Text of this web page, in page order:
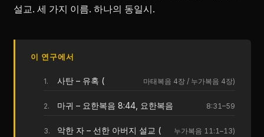
설교. 세 가지 이름. 하나의 동일시.
이 연구에서
사탄 – 유혹 ( 마태복음 4장 / 누가복음 4장)
마귀 – 요한복음 8:44, 요한복음 8:31–59
악한 자 – 선한 아버지 설교 ( 누가복음 11:1–13)